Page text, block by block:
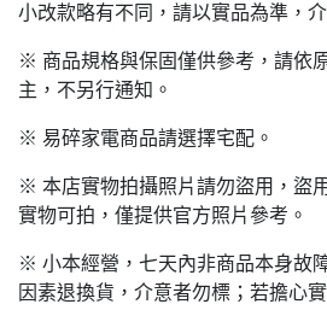
小改款略有不同，請以實品為準，
※ 商品規格與保固僅供參考，請依
主，不另行通知。
※ 易碎家電商品請選擇宅配。
※ 本店實物拍攝照片請勿盜用，盜
實物可拍，僅提供官方照片參考。
※ 小本經營，七天內非商品本身故
因素退換貨，介意者勿標；若擔心